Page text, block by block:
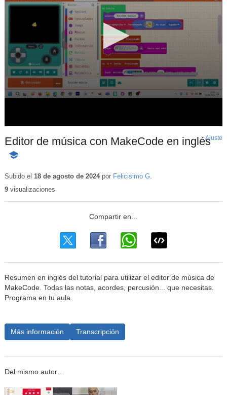
Editor de música con MakeCode en inglés
-
educativo
Ajuste
Subido el 18 de agosto de 2024por Felicisimo G.
9visualizaciones
Resumen en inglés del tutorial para utilizar el editor de música de
MakeCode. Todas las notas, acordes, percusión... que necesitas.
Programa en tu aula.
Más información Transcripción
Del mismo autor…